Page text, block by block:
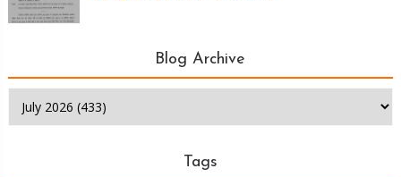
Blog Archive
Tags